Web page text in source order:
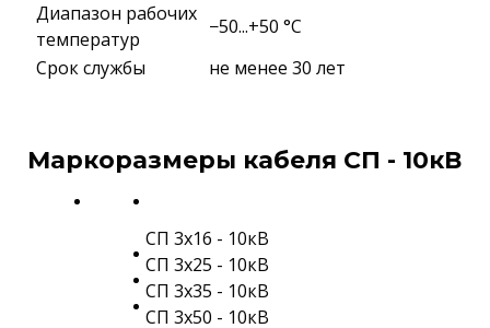
Диапазон рабочих
температур
−50...+50 °C
Срок службы
не менее 30 лет
Маркоразмеры кабеля СП - 10кВ
СП 3х16 - 10кВ
СП 3х25 - 10кВ
СП 3х35 - 10кВ
СП 3х50 - 10кВ